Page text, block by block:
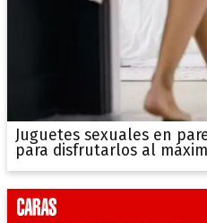
Juguetes sexuales en
para disfrutarlos al